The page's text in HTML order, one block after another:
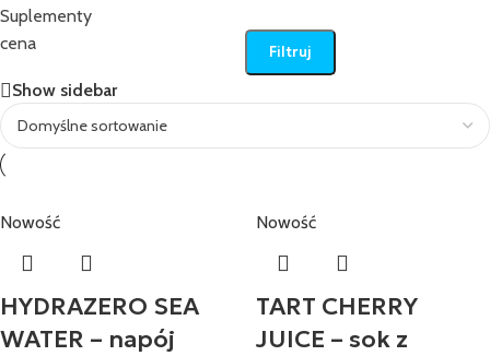
Suplementy
cena Filtruj
Show sidebar
Nowość
HYDRAZERO SEA
WATER – napój
Nowość
TART CHERRY
JUICE – sok z